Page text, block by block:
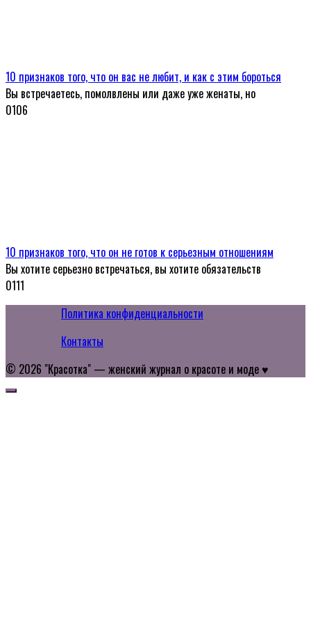
10 признаков того, что он вас не любит, и как с этим бороться
Вы встречаетесь, помолвлены или даже уже женаты, но
0106
10 признаков того, что он не готов к серьезным отношениям
Вы хотите серьезно встречаться, вы хотите обязательств
0111
Политика конфиденциальности
Контакты
© 2026 "Красотка" — женский журнал о красоте и моде ♥